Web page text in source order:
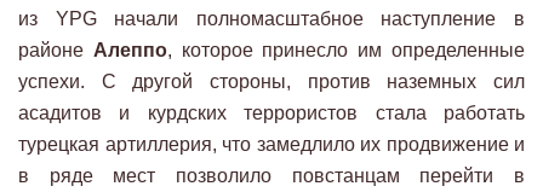
из YPG начали полномасштабное наступление в
районе Алеппо, которое принесло им определенные
успехи. С другой стороны, против наземных сил
асадитов и курдских террористов стала работать
турецкая артиллерия, что замедлило их продвижение и
в ряде мест позволило повстанцам перейти в